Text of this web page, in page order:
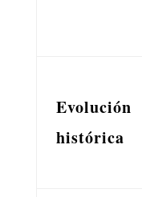
Evolución
histórica